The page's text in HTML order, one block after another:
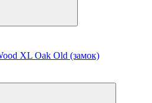
XL Oak Old (замок)